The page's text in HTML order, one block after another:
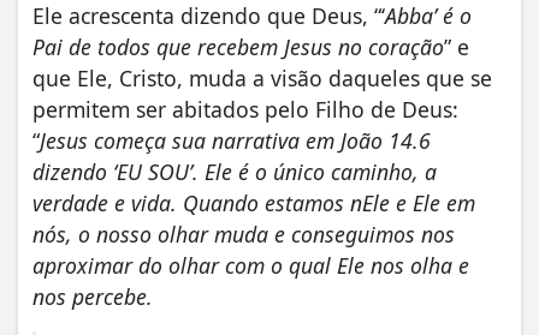
Ele acrescenta dizendo que Deus, “‘Abba’ é o
Pai de todos que recebem Jesus no coração” e
que Ele, Cristo, muda a visão daqueles que se
permitem ser abitados pelo Filho de Deus:
“Jesus começa sua narrativa em João 14.6
dizendo ‘EU SOU’. Ele é o único caminho, a
verdade e vida. Quando estamos nEle e Ele em
nós, o nosso olhar muda e conseguimos nos
aproximar do olhar com o qual Ele nos olha e
nos percebe.